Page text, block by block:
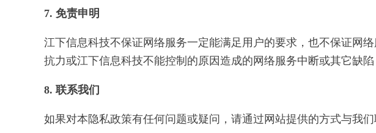
7. 免责申明
江下信息科技不保证网络服务一定能满足用户的要求，也不保证网
抗力或江下信息科技不能控制的原因造成的网络服务中断或其它缺
8. 联系我们
如果对本隐私政策有任何问题或疑问，请通过网站提供的方式与我们